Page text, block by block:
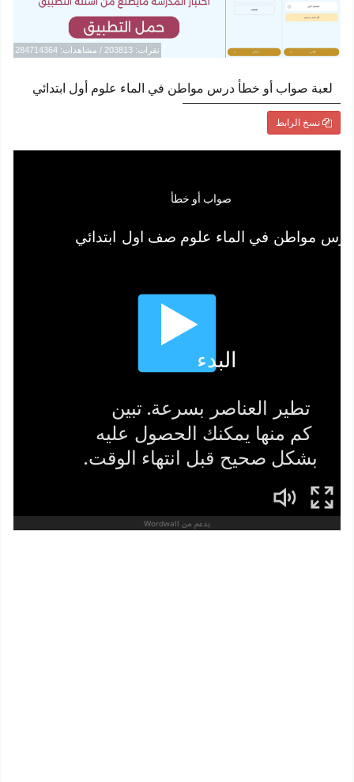
نقرات: 203813 / مشاهدات: 284714364
لعبة صواب أو خطأ درس مواطن في الماء علوم أول ابتدائي
نسخ الرابط